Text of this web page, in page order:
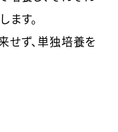
す。
せず、単独培養を